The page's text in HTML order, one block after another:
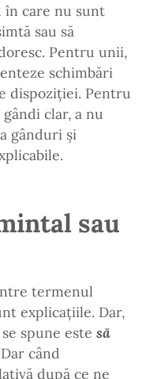
care nu sunt
sau să
Pentru unii,
schimbări
dispoziției. Pentru
clar, a nu
gânduri și
sau
termenul
explicațiile. Dar,
spune estesă
când
după ce ne